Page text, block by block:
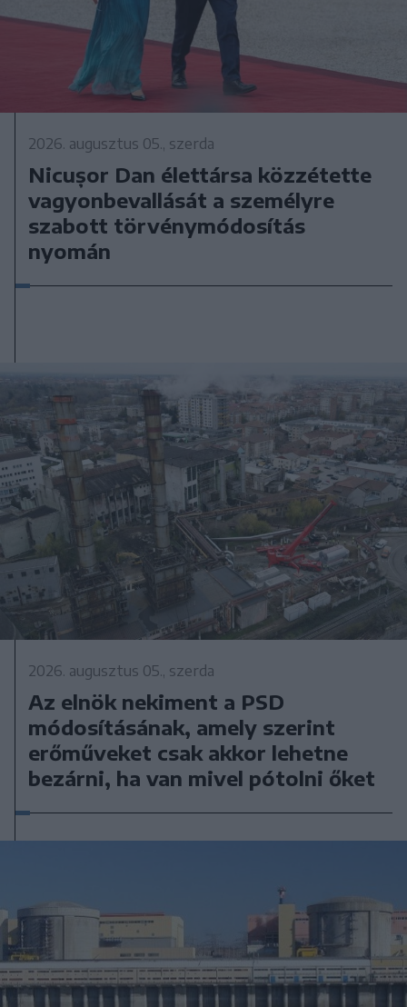
2026. augusztus 05., szerda
Nicușor Dan élettársa közzétette
vagyonbevallását a személyre
szabott törvénymódosítás
nyomán
2026. augusztus 05., szerda
Az elnök nekiment a PSD
módosításának, amely szerint
erőműveket csak akkor lehetne
bezárni, ha van mivel pótolni őket